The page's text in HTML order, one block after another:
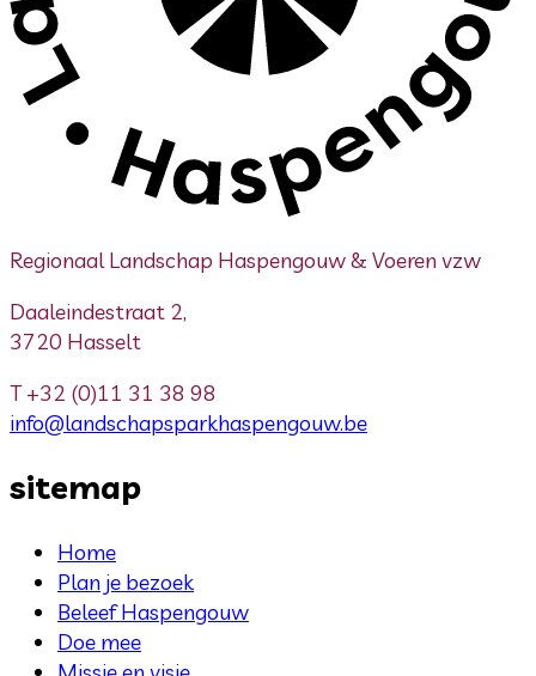
Regionaal Landschap Haspengouw & Voeren vzw
Daaleindestraat 2,
3720 Hasselt
T+32 (0)11 31 38 98
info@landschapsparkhaspengouw.be
sitemap
Home
Plan je bezoek
Beleef Haspengouw
Doe mee